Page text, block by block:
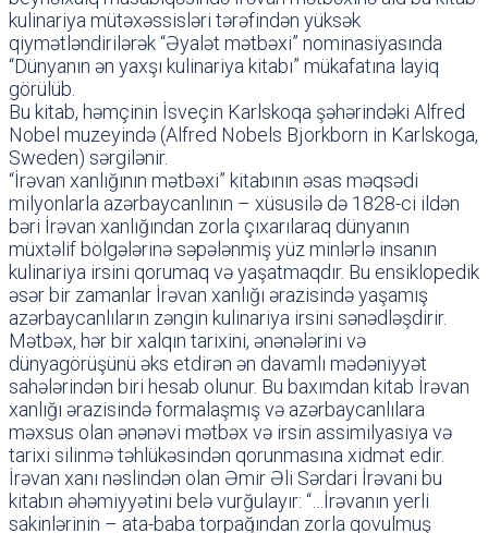
kulinariya mütəxəssisləri tərəfindən yüksək
qiymətləndirilərək “Əyalət mətbəxi” nominasiyasında
“Dünyanın ən yaxşı kulinariya kitabı” mükafatına layiq
görülüb.
Bu kitab, həmçinin İsveçin Karlskoqa şəhərindəki Alfred
Nobel muzeyində (Alfred Nobels Bjorkborn in Karlskoga,
Sweden) sərgilənir.
“İrəvan xanlığının mətbəxi” kitabının əsas məqsədi
milyonlarla azərbaycanlının – xüsusilə də 1828-ci ildən
bəri İrəvan xanlığından zorla çıxarılaraq dünyanın
müxtəlif bölgələrinə səpələnmiş yüz minlərlə insanın
kulinariya irsini qorumaq və yaşatmaqdır. Bu ensiklopedik
əsər bir zamanlar İrəvan xanlığı ərazisində yaşamış
azərbaycanlıların zəngin kulinariya irsini sənədləşdirir.
Mətbəx, hər bir xalqın tarixini, ənənələrini və
dünyagörüşünü əks etdirən ən davamlı mədəniyyət
sahələrindən biri hesab olunur. Bu baxımdan kitab İrəvan
xanlığı ərazisində formalaşmış və azərbaycanlılara
məxsus olan ənənəvi mətbəx və irsin assimilyasiya və
tarixi silinmə təhlükəsindən qorunmasına xidmət edir.
İrəvan xanı nəslindən olan Əmir Əli Sərdari İrəvani bu
kitabın əhəmiyyətini belə vurğulayır: “…İrəvanın yerli
sakinlərinin – ata-baba torpağından zorla qovulmuş